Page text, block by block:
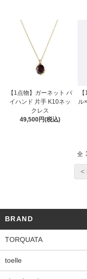
【1点物】ガーネット バ
イハンド 片手 K10ネッ
クレス
49,500円(税込)
ル
全
<
BRAND
TORQUATA
toelle